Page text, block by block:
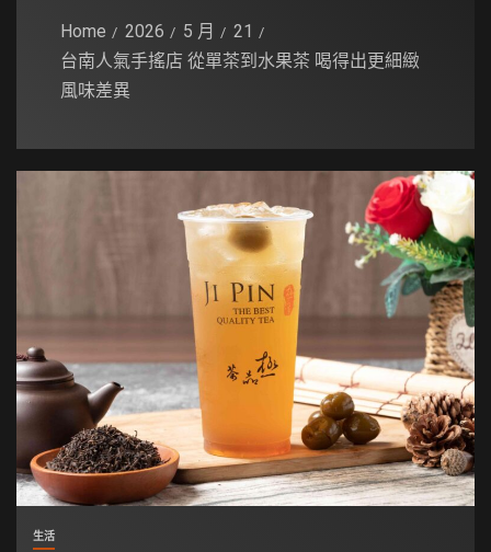
Home 2026 5 月
21
台南人氣手搖店 從單茶到水果茶 喝得出更細緻
風味差異
生活